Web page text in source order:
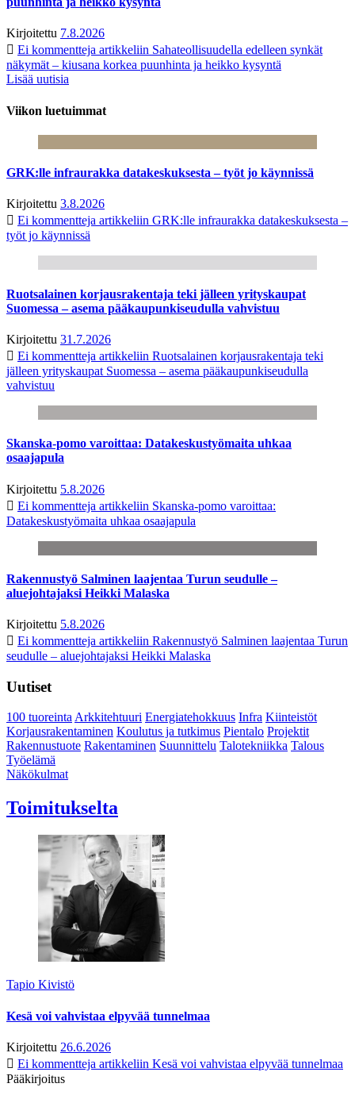
Kirjoitettu 7.8.2026
Ei kommentteja artikkeliin Sahateollisuudella edelleen synkät
näkymät – kiusana korkea puunhinta ja heikko kysyntä
Lisää uutisia
Viikon luetuimmat
GRK:lle infraurakka datakeskuksesta – työt jo käynnissä
Kirjoitettu 3.8.2026
Ei kommentteja artikkeliin GRK:lle infraurakka datakeskuksesta –
työt jo käynnissä
Ruotsalainen korjausrakentaja teki jälleen yrityskaupat
Suomessa – asema pääkaupunkiseudulla vahvistuu
Kirjoitettu 31.7.2026
Ei kommentteja artikkeliin Ruotsalainen korjausrakentaja teki
jälleen yrityskaupat Suomessa – asema pääkaupunkiseudulla
vahvistuu
Skanska-pomo varoittaa: Datakeskustyömaita uhkaa
osaajapula
Kirjoitettu 5.8.2026
Ei kommentteja artikkeliin Skanska-pomo varoittaa:
Datakeskustyömaita uhkaa osaajapula
Rakennustyö Salminen laajentaa Turun seudulle –
aluejohtajaksi Heikki Malaska
Kirjoitettu 5.8.2026
Ei kommentteja artikkeliin Rakennustyö Salminen laajentaa Turun
seudulle – aluejohtajaksi Heikki Malaska
Uutiset
100 tuoreintaArkkitehtuuri Energiatehokkuus Infra Kiinteistöt
Korjausrakentaminen Koulutus ja tutkimus Pientalo Projektit
Rakennustuote Rakentaminen Suunnittelu Talotekniikka Talous
Työelämä
Näkökulmat
Toimitukselta
Tapio Kivistö
Kesä voi vahvistaa elpyvää tunnelmaa
Kirjoitettu 26.6.2026
Ei kommentteja artikkeliin Kesä voi vahvistaa elpyvää tunnelmaa
Pääkirjoitus